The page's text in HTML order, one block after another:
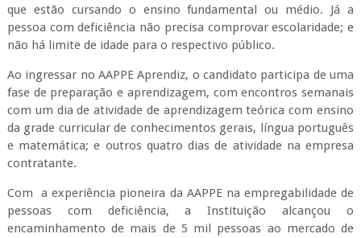
que estão cursando o ensino fundamental ou médio. Já a
pessoa com deficiência não precisa comprovar escolaridade; e
não há limite de idade para o respectivo público.
Ao ingressar no AAPPE Aprendiz, o candidato participa de uma
fase de preparação e aprendizagem, com encontros semanais
com um dia de atividade de aprendizagem teórica com ensino
da grade curricular de conhecimentos gerais, língua português
e matemática; e outros quatro dias de atividade na empresa
contratante.
Com a experiência pioneira da AAPPE na empregabilidade de
pessoas com deficiência, a Instituição alcançou o
encaminhamento de mais de 5 mil pessoas ao mercado de